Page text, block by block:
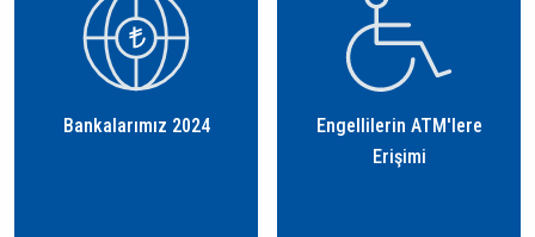
Bankalarımız 2024
Engellilerin ATM'lere
Erişimi